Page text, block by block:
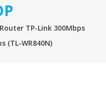
TP-Link 300Mbps
(TL-WR840N)